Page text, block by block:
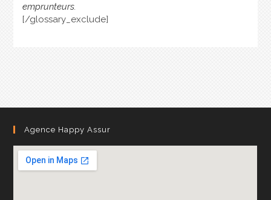
emprunteurs.
[/glossary_exclude]
Agence Happy Assur